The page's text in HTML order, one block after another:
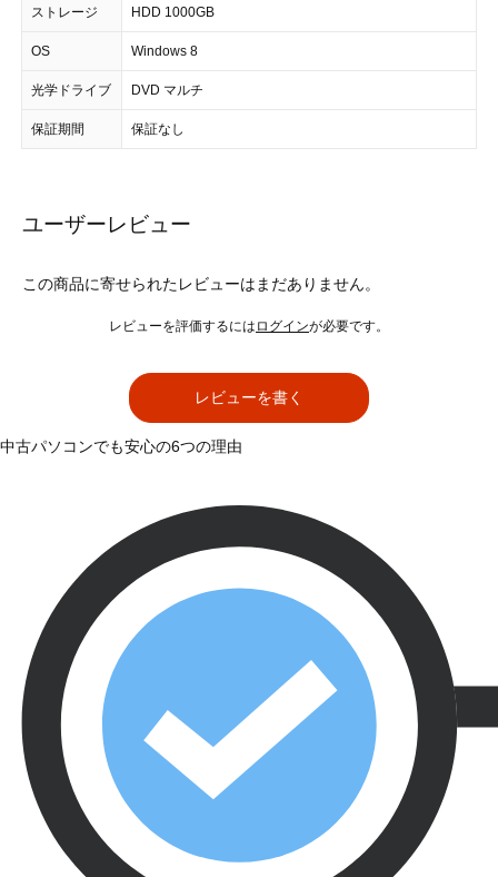
ストレージ HDD 1000GB
OS Windows 8
光学ドライブ DVD マルチ
保証期間 保証なし
ユーザーレビュー
この商品に寄せられたレビューはまだありません。
レビューを評価するには ログインが必要です。
レビューを書く
中古パソコンでも安心の6つの理由